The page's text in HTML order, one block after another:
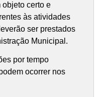
objeto certo e
às atividades
ser prestados
Municipal.
por tempo
ocorrer nos